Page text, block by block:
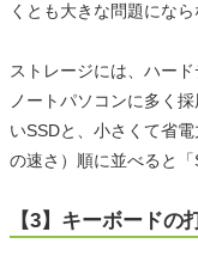
くとも大きな問題になら
ストレージには、ハー
ノートパソコンに多く
いSSDと、小さくて省
の速さ）順に並べると「
【3】キーボードの